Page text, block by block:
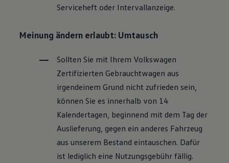
Magazin
Familie
Volkswagen R
Pannen- und Unfallhilfe
Volkswagen Kundenbetreuung
Serviceheft oder Intervallanzeige.
Meinung ändern erlaubt: Umtausch
Sollten Sie mit Ihrem Volkswagen
Zertifizierten Gebrauchtwagen aus
irgendeinem Grund nicht zufrieden sein,
können Sie es innerhalb von 14
Kalendertagen, beginnend mit dem Tag der
Auslieferung, gegen ein anderes Fahrzeug
aus unserem Bestand eintauschen. Dafür
ist lediglich eine Nutzungsgebühr fällig.